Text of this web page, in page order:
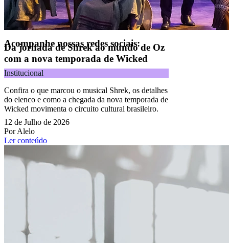
Da jornada de Shrek ao mundo de Oz
com a nova temporada de Wicked
Institucional
Confira o que marcou o musical Shrek, os detalhes
do elenco e como a chegada da nova temporada de
Wicked movimenta o circuito cultural brasileiro.
12 de Julho de 2026
Por Alelo
Ler conteúdo
Todos os direitos reservados.
Copyright 2025 Alelo.
Acompanhe nossas redes sociais: